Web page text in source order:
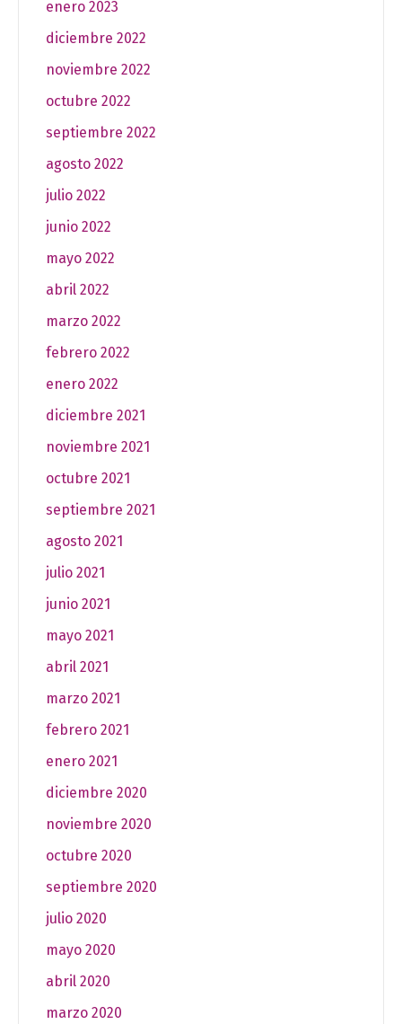
enero 2023
diciembre 2022
noviembre 2022
octubre 2022
septiembre 2022
agosto 2022
julio 2022
junio 2022
mayo 2022
abril 2022
marzo 2022
febrero 2022
enero 2022
diciembre 2021
noviembre 2021
octubre 2021
septiembre 2021
agosto 2021
julio 2021
junio 2021
mayo 2021
abril 2021
marzo 2021
febrero 2021
enero 2021
diciembre 2020
noviembre 2020
octubre 2020
septiembre 2020
julio 2020
mayo 2020
abril 2020
marzo 2020